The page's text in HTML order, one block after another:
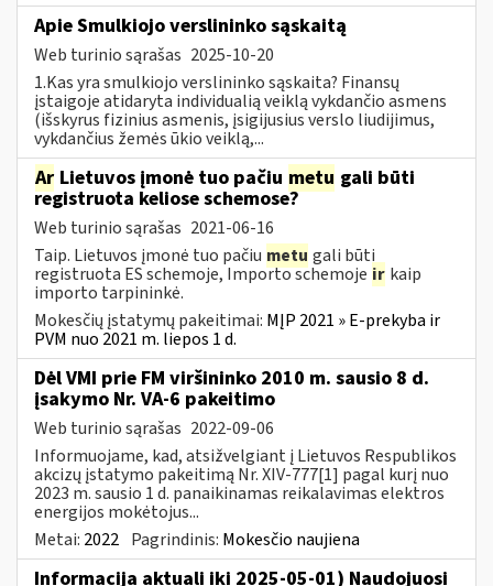
Apie Smulkiojo verslininko sąskaitą
Web turinio sąrašas 2025-10-20
1.Kas yra smulkiojo verslininko sąskaita? Finansų
įstaigoje atidaryta individualią veiklą vykdančio asmens
(išskyrus fizinius asmenis, įsigijusius verslo liudijimus,
vykdančius žemės ūkio veiklą,...
Ar Lietuvos įmonė tuo pačiu metu gali būti
registruota keliose schemose?
Web turinio sąrašas 2021-06-16
Taip. Lietuvos įmonė tuo pačiu metu gali būti
registruota ES schemoje, Importo schemoje ir kaip
importo tarpininkė.
Mokesčių įstatymų pakeitimai: MĮP 2021 » E-prekyba ir
PVM nuo 2021 m. liepos 1 d.
Dėl VMI prie FM viršininko 2010 m. sausio 8 d.
įsakymo Nr. VA-6 pakeitimo
Web turinio sąrašas 2022-09-06
Informuojame, kad, atsižvelgiant į Lietuvos Respublikos
akcizų įstatymo pakeitimą Nr. XIV-777[1] pagal kurį nuo
2023 m. sausio 1 d. panaikinamas reikalavimas elektros
energijos mokėtojus...
Metai: 2022 Pagrindinis: Mokesčio naujiena
Informacija aktuali iki 2025-05-01) Naudojuosi